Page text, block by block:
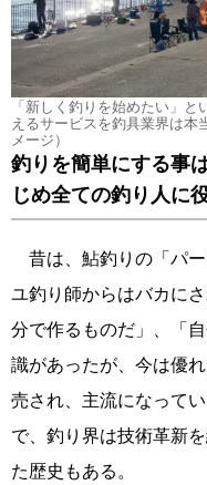
「新しく釣りを始めたい」
えるサービスを釣具業界は本
メージ）
釣りを簡単にする事
じめ全ての釣り人に
昔は、鮎釣りの「パ
ユ釣り師からはバカに
分で作るものだ」、「
識があったが、今は優
売され、主流になって
で、釣り界は技術革新
た歴史もある。